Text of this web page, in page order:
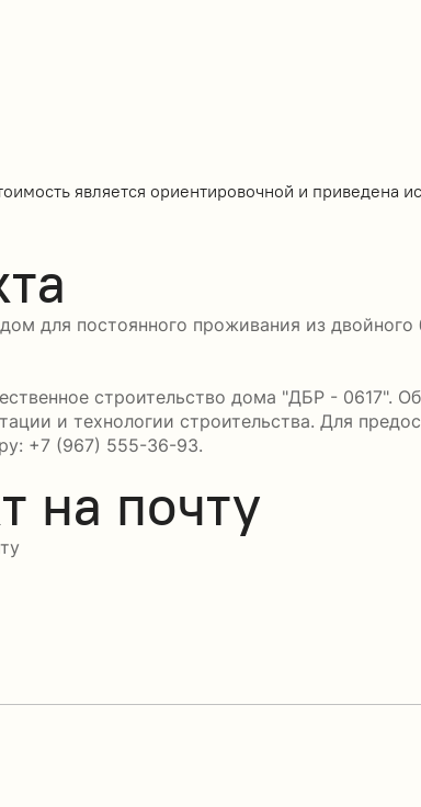
является ориентировочной и приведена
для постоянного проживания из
строительство дома "ДБР - 0617".
и технологии строительства. Для
+7 (967) 555-36-93.
на почту